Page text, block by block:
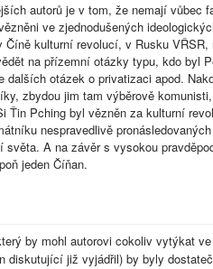
autorů je v tom, že nemají vůbec
ve zjednodušených
kulturní revolucí, v Rusku VŘSR,
na přízemní otázky typu, kdo byl
dalších otázek o privatizaci apod.
zbydou jim tam výběrově
Pching byl vězněn za kulturní
nespravedlivě
A na závěr s vysokou
jeden Číňan.
by mohl autorovi cokoliv vytýkat
diskutující již vyjádřil) by byly